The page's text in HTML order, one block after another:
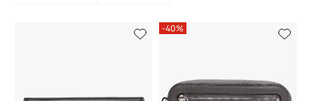
Сначала популярные
По размеру скидки
-40%